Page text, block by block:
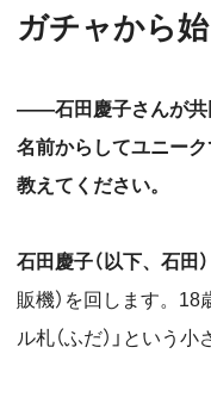
ガチャから
――石田慶子さんが共同
名前からしてユニー
教えてください。
石田慶子（以下、石田）
販機）を回します。 18
ル札（ふだ）」という